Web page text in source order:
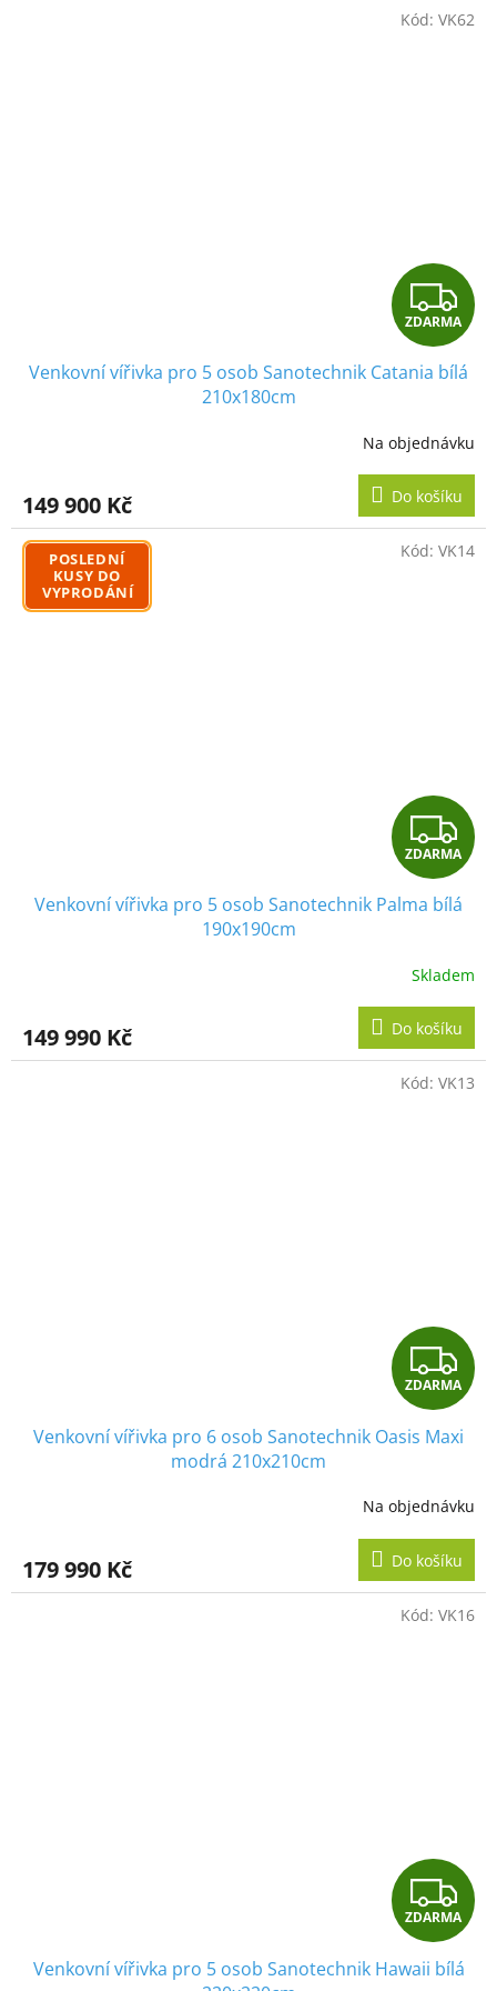
Z
D
A
R
M
A
ZDARMA
Venkovní vířivka pro 5 osob Sanotechnik Catania bílá
210x180cm
Na objednávku
149 900 Kč Do košíku
Kód: VK62
POSLEDNÍ
KUSY DO
VYPRODÁNÍ
Z
D
A
R
M
A
ZDARMA
Venkovní vířivka pro 5 osob Sanotechnik Palma bílá
190x190cm
Skladem
149 990 Kč Do košíku
Kód: VK14
Z
D
A
R
M
A
ZDARMA
Venkovní vířivka pro 6 osob Sanotechnik Oasis Maxi
modrá 210x210cm
Na objednávku
179 990 Kč Do košíku
Kód: VK13
Z
D
ZDARMA
Venkovní vířivka pro 5 osob Sanotechnik Hawaii bílá
Kód: VK16